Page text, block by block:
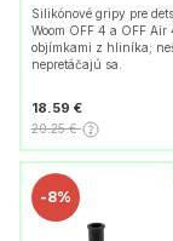
Silikónové gripy pre
Woom OFF 4 a OFF Air
objímkami z hliníka;
nepretáčajú sa.
18.59 €
20.25 €
-8%